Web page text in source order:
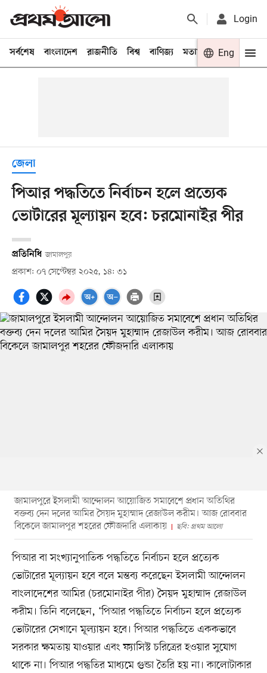
Login
সর্বশেষ বাংলাদেশ রাজনীতি বিশ্ব বাণিজ্য মতামত খেলা
Eng
জেলা
পিআর পদ্ধতিতে নির্বাচন হলে প্রত্যেক
ভোটারের মূল্যায়ন হবে: চরমোনাইর পীর
প্রতিনিধি জামালপুর
প্রকাশ: ০৭ সেপ্টেম্বর ২০২৫, ১৪: ৩১
জামালপুরে ইসলামী আন্দোলন আয়োজিত সমাবেশে প্রধান অতিথির
বক্তব্য দেন দলের আমির সৈয়দ মুহাম্মাদ রেজাউল করীম। আজ রোববার
বিকেলে জামালপুর শহরের ফৌজদারি এলাকায়
ছবি: প্রথম আলো
পিআর বা সংখ্যানুপাতিক পদ্ধতিতে নির্বাচন হলে প্রত্যেক
ভোটারের মূল্যায়ন হবে বলে মন্তব্য করেছেন ইসলামী আন্দোলন
বাংলাদেশের আমির (চরমোনাইর পীর) সৈয়দ মুহাম্মাদ রেজাউল
করীম। তিনি বলেছেন, ‘পিআর পদ্ধতিতে নির্বাচন হলে প্রত্যেক
ভোটারের সেখানে মূল্যায়ন হবে। পিআর পদ্ধতিতে এককভাবে
সরকার ক্ষমতায় যাওয়ার এবং ফ্যাসিস্ট চরিত্রের হওয়ার সুযোগ
থাকে না। পিআর পদ্ধতির মাধ্যমে গুন্ডা তৈরি হয় না। কালোটাকার